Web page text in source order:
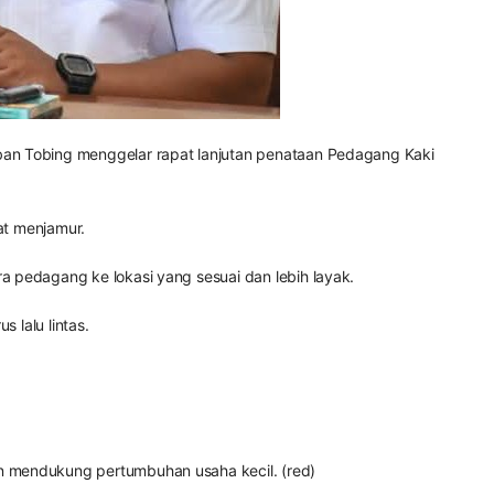
Tobing menggelar rapat lanjutan penataan Pedagang Kaki
menjamur.
pedagang ke lokasi yang sesuai dan lebih layak.
lalu lintas.
pertumbuhan usaha kecil. (red)